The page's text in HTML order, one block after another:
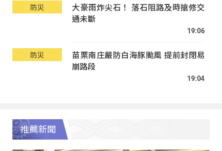
防災
大豪雨炸尖石！ 落石阻路及時搶修交
通未斷
19:06
防災
苗栗南庄嚴防白海豚颱風 提前封閉易
崩路段
19:04
推薦新聞